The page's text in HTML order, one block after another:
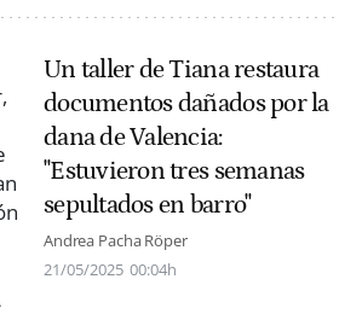
Un taller de Tiana restaura
documentos dañados por la
dana de Valencia:
"Estuvieron tres semanas
sepultados en barro"
Andrea Pacha Röper
21/05/2025 00:04h